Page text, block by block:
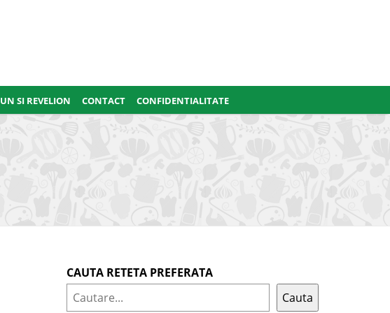
SI REVELION CONTACT CONFIDENTIALITATE
CAUTA RETETA PREFERATA
Cauta